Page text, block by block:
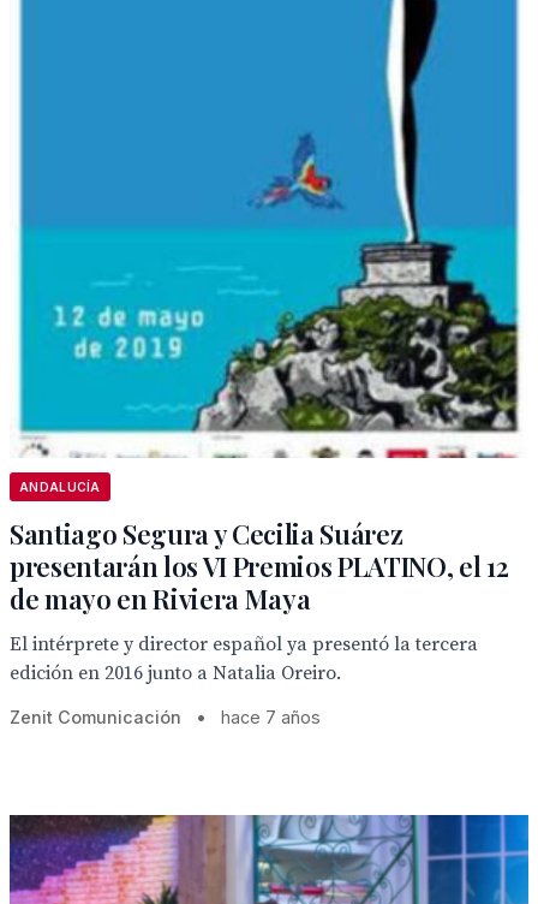
ANDALUCÍA
Santiago Segura y Cecilia Suárez
presentarán los VI Premios PLATINO, el 12
de mayo en Riviera Maya
El intérprete y director español ya presentó la tercera
edición en 2016 junto a Natalia Oreiro.
Zenit Comunicación • hace 7 años